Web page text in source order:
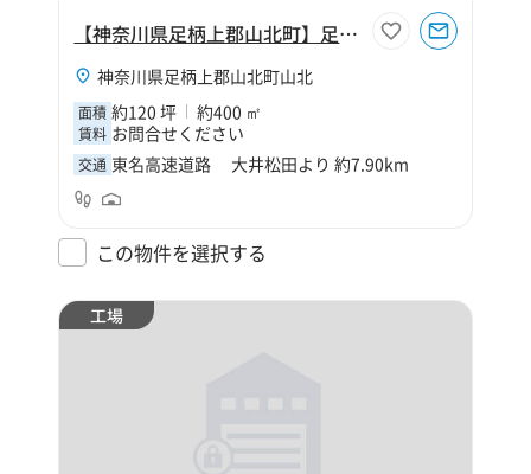
【神奈川県足柄上郡山北町】足柄上郡山北町山北120坪倉庫
神奈川県足柄上郡山北町山北
面積 約120 坪 約400 ㎡
賃料 お問合せください
交通 東名高速道路 大井松田より 約7.90km
この物件を選択する
工場